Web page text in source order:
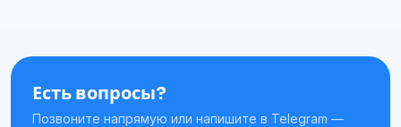
Есть вопросы?
Позвоните напрямую или напишите в Telegram —